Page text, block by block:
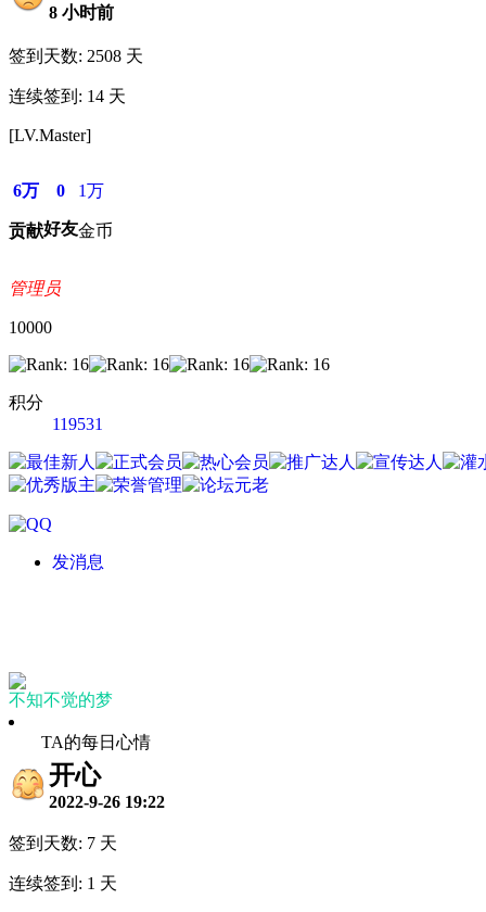
8 小时前
签到天数: 2508 天
连续签到: 14 天
[LV.Master]
6万
贡献
0
好友
1万
金币
管理员
10000
积分
119531
发消息
不知不觉的梦
TA的每日心情
开心
2022-9-26 19:22
签到天数: 7 天
连续签到: 1 天